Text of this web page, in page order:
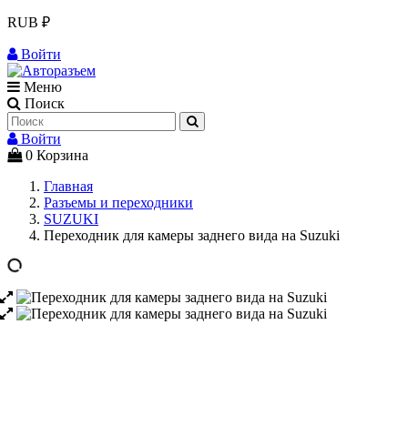
RUB ₽
Войти
Меню
Поиск
Войти
0 Корзина
Главная
Разъемы и переходники
SUZUKI
Переходник для камеры заднего вида на Suzuki